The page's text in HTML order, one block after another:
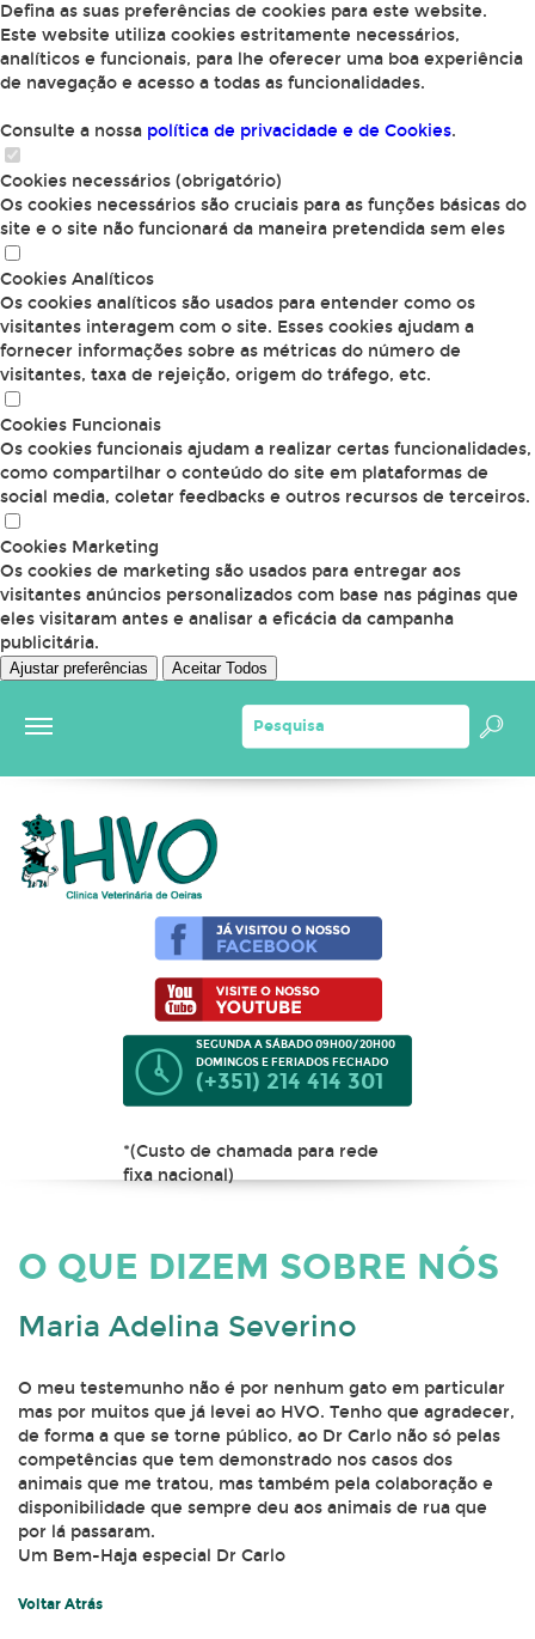
Defina as suas preferências de cookies para este website.
Este website utiliza cookies estritamente necessários,
analíticos e funcionais, para lhe oferecer uma boa experiência
de navegação e acesso a todas as funcionalidades.
Consulte a nossa política de privacidade e de Cookies.
Cookies necessários (obrigatório)
Os cookies necessários são cruciais para as funções básicas do
site e o site não funcionará da maneira pretendida sem eles
Cookies Analíticos
Os cookies analíticos são usados para entender como os
visitantes interagem com o site. Esses cookies ajudam a
fornecer informações sobre as métricas do número de
visitantes, taxa de rejeição, origem do tráfego, etc.
Cookies Funcionais
Os cookies funcionais ajudam a realizar certas funcionalidades,
como compartilhar o conteúdo do site em plataformas de
social media, coletar feedbacks e outros recursos de terceiros.
Cookies Marketing
Os cookies de marketing são usados para entregar aos
visitantes anúncios personalizados com base nas páginas que
eles visitaram antes e analisar a eficácia da campanha
publicitária.
Ajustar preferências Aceitar Todos
SEGUNDA A SÁBADO 09H00/20H00
DOMINGOS E FERIADOS FECHADO
(+351) 214 414 301
*(Custo de chamada para rede
fixa nacional)
O QUE DIZEM SOBRE NÓS
Maria Adelina Severino
O meu testemunho não é por nenhum gato em particular
mas por muitos que já levei ao HVO. Tenho que agradecer,
de forma a que se torne público, ao Dr Carlo não só pelas
competências que tem demonstrado nos casos dos
animais que me tratou, mas também pela colaboração e
disponibilidade que sempre deu aos animais de rua que
por lá passaram.
Um Bem-Haja especial Dr Carlo
Voltar Atrás